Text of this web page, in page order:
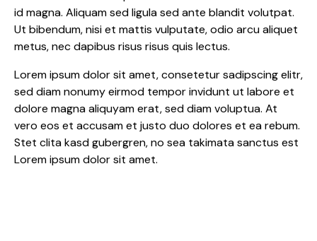
id magna. Aliquam sed ligula sed ante blandit volutpat.
Ut bibendum, nisi et mattis vulputate, odio arcu aliquet
metus, nec dapibus risus risus quis lectus.
Lorem ipsum dolor sit amet, consetetur sadipscing elitr,
sed diam nonumy eirmod tempor invidunt ut labore et
dolore magna aliquyam erat, sed diam voluptua. At
vero eos et accusam et justo duo dolores et ea rebum.
Stet clita kasd gubergren, no sea takimata sanctus est
Lorem ipsum dolor sit amet.